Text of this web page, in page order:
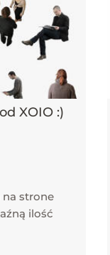
XOIO :)
na strone
ilość